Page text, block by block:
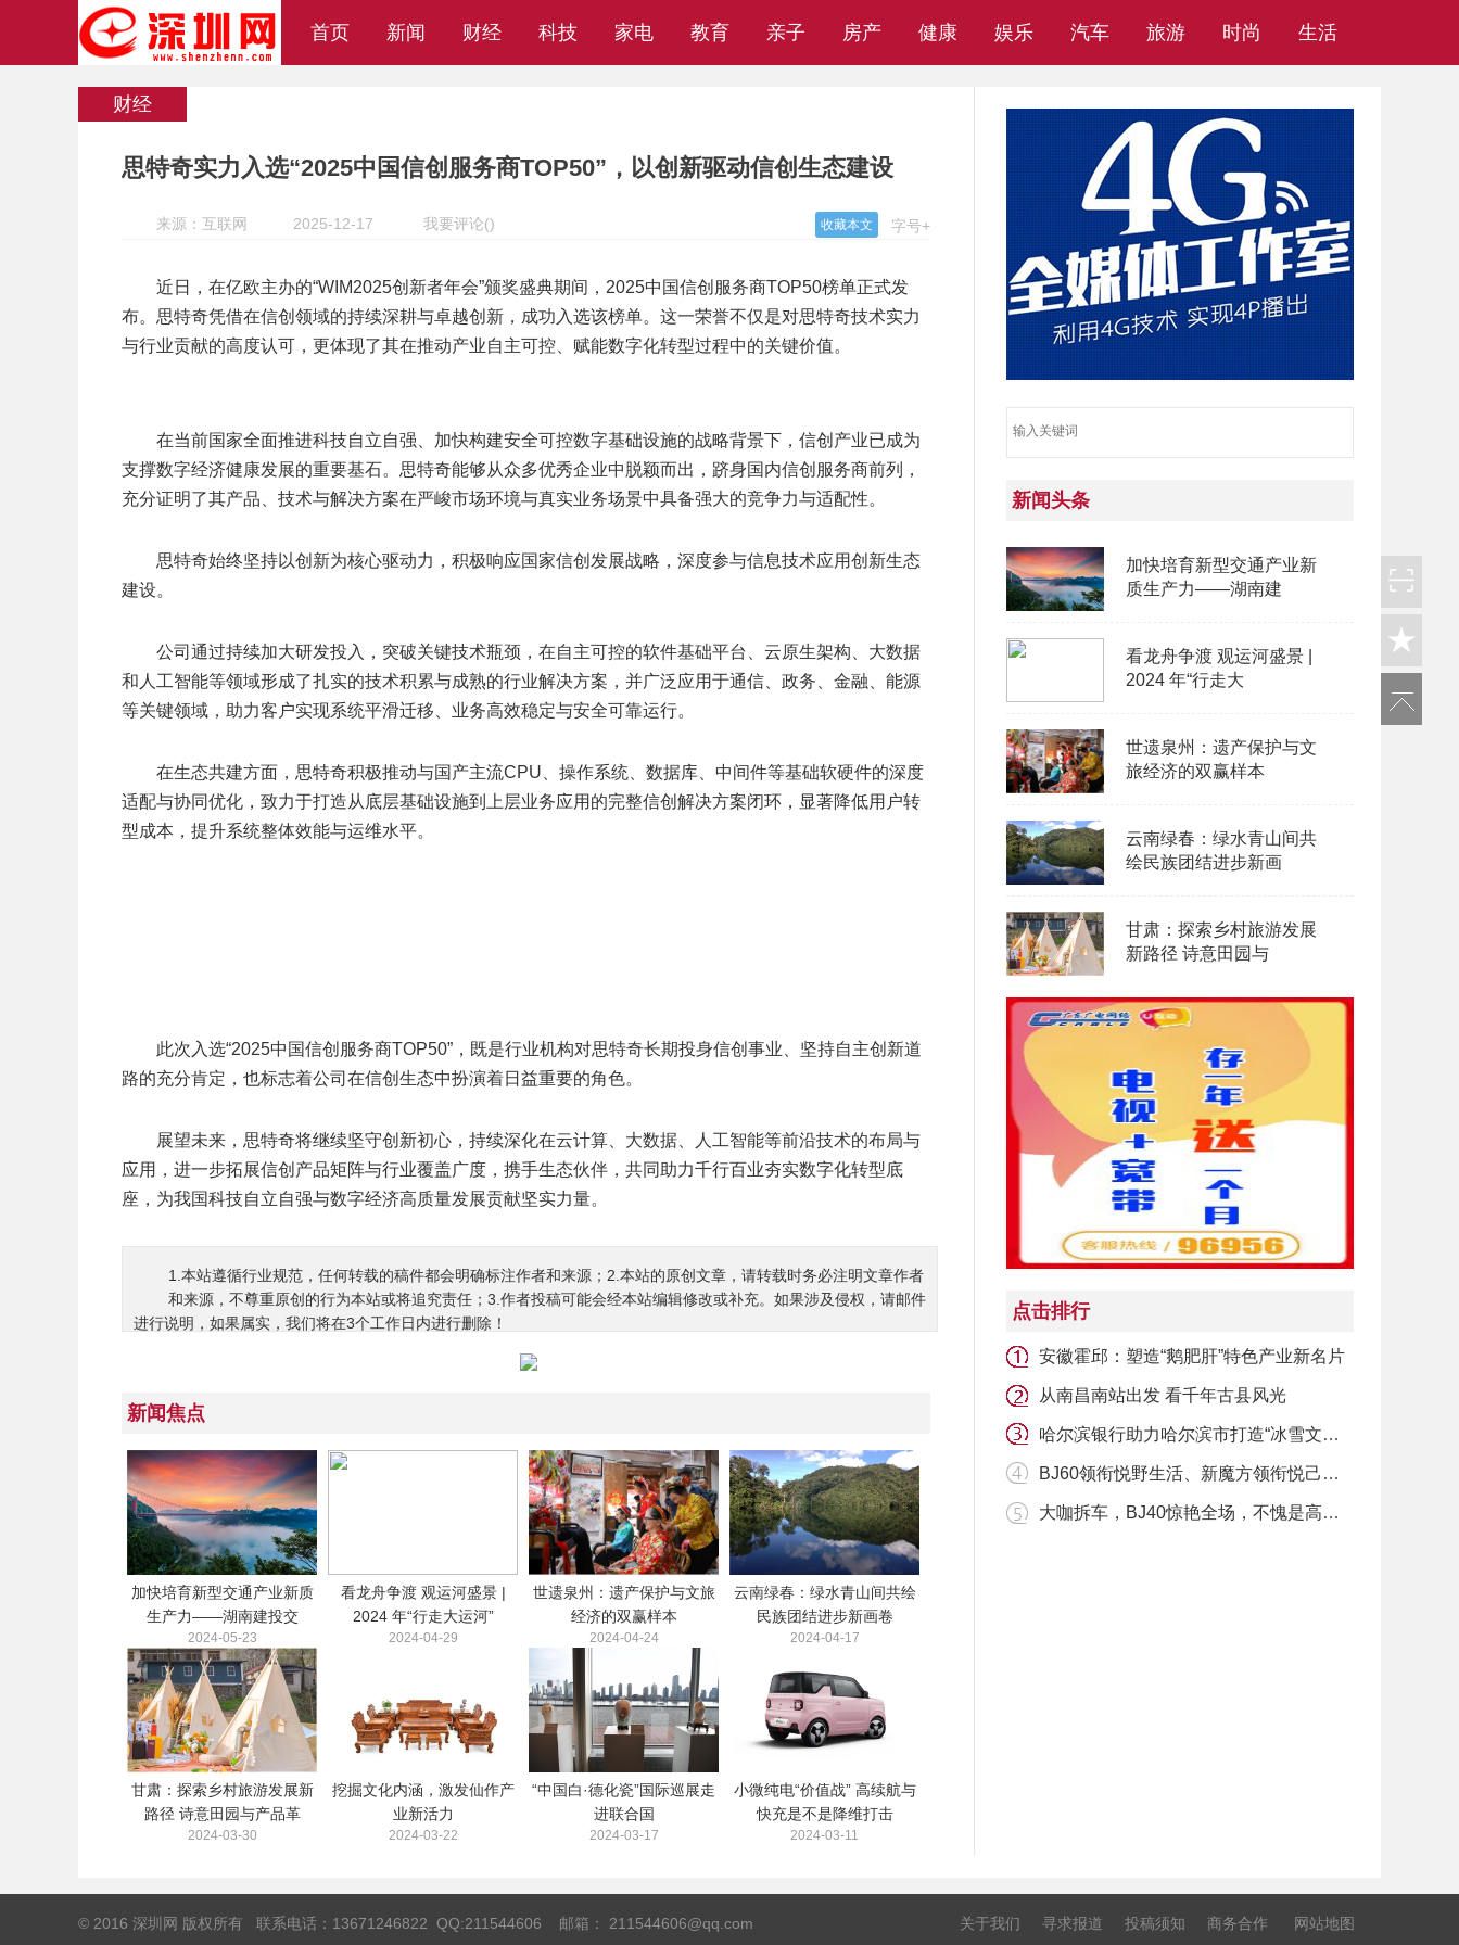
首页 新闻 财经 科技 家电 教育 亲子 房产 健康 娱乐 汽车 旅游 时尚 生活
财经
思特奇实力入选“2025中国信创服务商TOP50”，以创新驱动信创生态建设
字号+
来源：互联网 2025-12-17 我要评论() 收藏本文
近日，在亿欧主办的“WIM2025创新者年会”颁奖盛典期间，2025中国信创服务商TOP50榜单正式发
布。思特奇凭借在信创领域的持续深耕与卓越创新，成功入选该榜单。这一荣誉不仅是对思特奇技术实力
与行业贡献的高度认可，更体现了其在推动产业自主可控、赋能数字化转型过程中的关键价值。
在当前国家全面推进科技自立自强、加快构建安全可控数字基础设施的战略背景下，信创产业已成为
支撑数字经济健康发展的重要基石。思特奇能够从众多优秀企业中脱颖而出，跻身国内信创服务商前列，
充分证明了其产品、技术与解决方案在严峻市场环境与真实业务场景中具备强大的竞争力与适配性。
思特奇始终坚持以创新为核心驱动力，积极响应国家信创发展战略，深度参与信息技术应用创新生态
建设。
公司通过持续加大研发投入，突破关键技术瓶颈，在自主可控的软件基础平台、云原生架构、大数据
和人工智能等领域形成了扎实的技术积累与成熟的行业解决方案，并广泛应用于通信、政务、金融、能源
等关键领域，助力客户实现系统平滑迁移、业务高效稳定与安全可靠运行。
在生态共建方面，思特奇积极推动与国产主流CPU、操作系统、数据库、中间件等基础软硬件的深度
适配与协同优化，致力于打造从底层基础设施到上层业务应用的完整信创解决方案闭环，显著降低用户转
型成本，提升系统整体效能与运维水平。
此次入选“2025中国信创服务商TOP50”，既是行业机构对思特奇长期投身信创事业、坚持自主创新道
路的充分肯定，也标志着公司在信创生态中扮演着日益重要的角色。
展望未来，思特奇将继续坚守创新初心，持续深化在云计算、大数据、人工智能等前沿技术的布局与
应用，进一步拓展信创产品矩阵与行业覆盖广度，携手生态伙伴，共同助力千行百业夯实数字化转型底
座，为我国科技自立自强与数字经济高质量发展贡献坚实力量。
1.本站遵循行业规范，任何转载的稿件都会明确标注作者和来源；2.本站的原创文章，请转载时务必注明文章作者
和来源，不尊重原创的行为本站或将追究责任；3.作者投稿可能会经本站编辑修改或补充。如果涉及侵权，请邮件
进行说明，如果属实，我们将在3个工作日内进行删除！
新闻焦点
加快培育新型交通产业新质
生产力——湖南建投交
2024-05-23
看龙舟争渡 观运河盛景 |
2024 年“行走大运河”
2024-04-29
世遗泉州：遗产保护与文旅
经济的双赢样本
2024-04-24
云南绿春：绿水青山间共绘
民族团结进步新画卷
2024-04-17
甘肃：探索乡村旅游发展新
路径 诗意田园与产品革
2024-03-30
挖掘文化内涵，激发仙作产
业新活力
2024-03-22
“中国白·德化瓷”国际巡展走
进联合国
2024-03-17
小微纯电“价值战” 高续航与
快充是不是降维打击
2024-03-11
新闻头条
加快培育新型交通产业新
质生产力——湖南建
看龙舟争渡 观运河盛景 |
2024 年“行走大
世遗泉州：遗产保护与文
旅经济的双赢样本
云南绿春：绿水青山间共
绘民族团结进步新画
甘肃：探索乡村旅游发展
新路径 诗意田园与
点击排行
安徽霍邱：塑造“鹅肥肝”特色产业新名片
从南昌南站出发 看千年古县风光
哈尔滨银行助力哈尔滨市打造“冰雪文化之都”
BJ60领衔悦野生活、新魔方领衔悦己生活，兰州十一国际车展不见不
大咖拆车，BJ40惊艳全场，不愧是高保值率神车
© 2016 深圳网 版权所有 联系电话：13671246822 QQ:211544606 邮箱： 211544606@qq.com 关于我们 寻求报道 投稿须知 商务合作 网站地图
返回顶部